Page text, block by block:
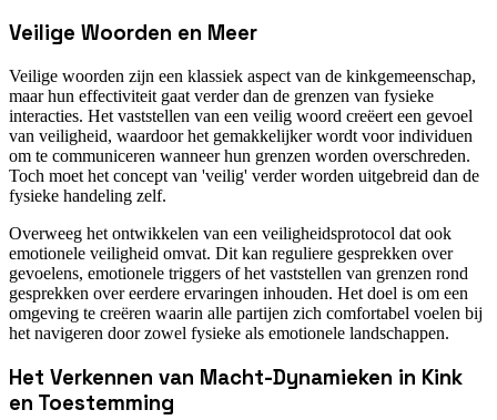
Veilige Woorden en Meer
Veilige woorden zijn een klassiek aspect van de kinkgemeenschap,
maar hun effectiviteit gaat verder dan de grenzen van fysieke
interacties. Het vaststellen van een veilig woord creëert een gevoel
van veiligheid, waardoor het gemakkelijker wordt voor individuen
om te communiceren wanneer hun grenzen worden overschreden.
Toch moet het concept van 'veilig' verder worden uitgebreid dan de
fysieke handeling zelf.
Overweeg het ontwikkelen van een veiligheidsprotocol dat ook
emotionele veiligheid omvat. Dit kan reguliere gesprekken over
gevoelens, emotionele triggers of het vaststellen van grenzen rond
gesprekken over eerdere ervaringen inhouden. Het doel is om een
omgeving te creëren waarin alle partijen zich comfortabel voelen bij
het navigeren door zowel fysieke als emotionele landschappen.
Het Verkennen van Macht-Dynamieken in Kink
en Toestemming